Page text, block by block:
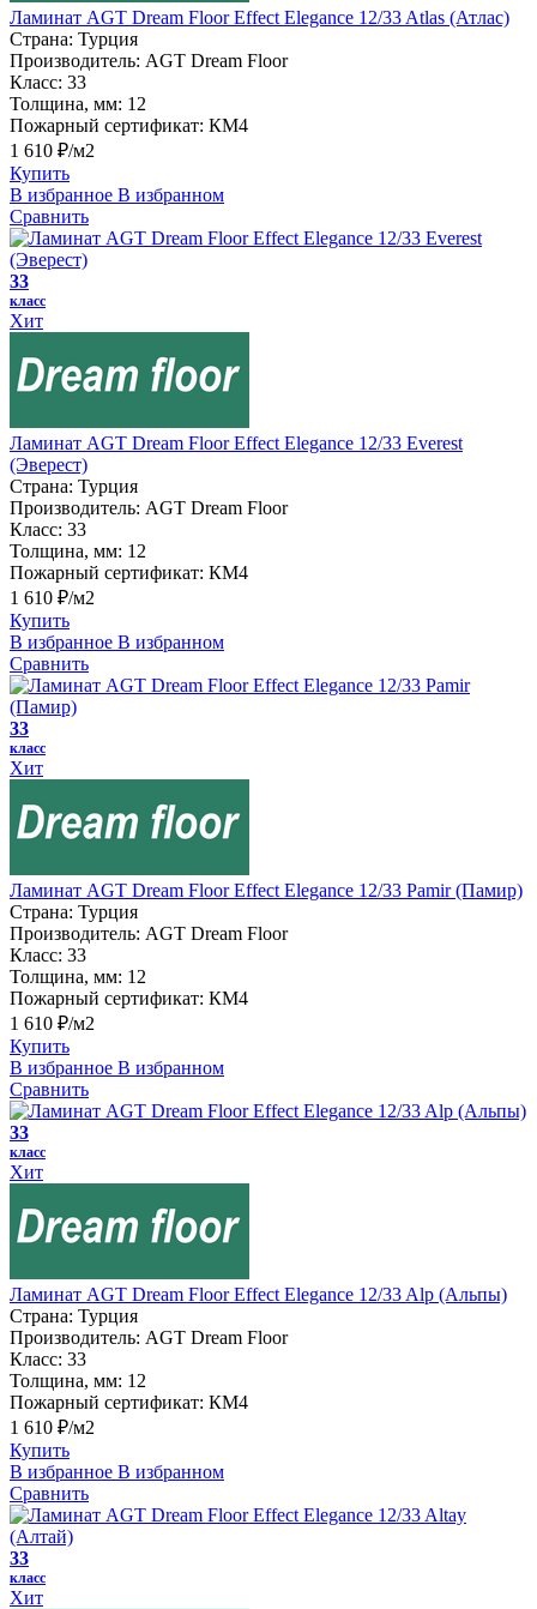
Ламинат AGT Dream Floor Effect Elegance 12/33 Atlas (Атлас)
Страна: Турция
Производитель: AGT Dream Floor
Класс: 33
Толщина, мм: 12
Пожарный сертификат: КМ4
1 610 ₽/м2
Купить
В избранное В избранном
Сравнить
33
класс
Хит
Ламинат AGT Dream Floor Effect Elegance 12/33 Everest
(Эверест)
Страна: Турция
Производитель: AGT Dream Floor
Класс: 33
Толщина, мм: 12
Пожарный сертификат: КМ4
1 610 ₽/м2
Купить
В избранное В избранном
Сравнить
33
класс
Хит
Ламинат AGT Dream Floor Effect Elegance 12/33 Pamir (Памир)
Страна: Турция
Производитель: AGT Dream Floor
Класс: 33
Толщина, мм: 12
Пожарный сертификат: КМ4
1 610 ₽/м2
Купить
В избранное В избранном
Сравнить
33
класс
Хит
Ламинат AGT Dream Floor Effect Elegance 12/33 Alp (Альпы)
Страна: Турция
Производитель: AGT Dream Floor
Класс: 33
Толщина, мм: 12
Пожарный сертификат: КМ4
1 610 ₽/м2
Купить
В избранное В избранном
Сравнить
33
класс
Хит